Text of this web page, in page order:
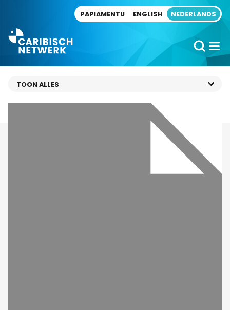
PAPIAMENTU ENGLISH NEDERLANDS